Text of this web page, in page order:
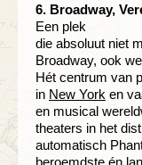
6. Broadway,
Een plek
die absoluut niet
Broadway, ook
Hét centrum van
in New York en
en musical
theaters in het
automatisch
beroemdste én